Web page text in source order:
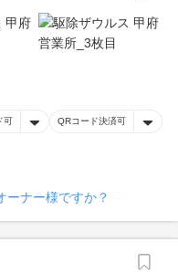
可 QRコード決済可
ーナー様ですか？